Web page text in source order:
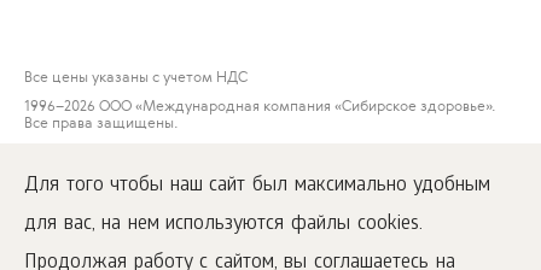
Для того чтобы наш сайт был максимально удобным
для вас, на нем используются файлы cookies.
Продолжая работу с сайтом, вы соглашаетесь на
Все цены указаны с учетом НДС
1996–2026 ООО «Международная компания «Сибирское здоровье».
Все права защищены.
www.siberianwellness.com.
Рекламация
Условия покупки